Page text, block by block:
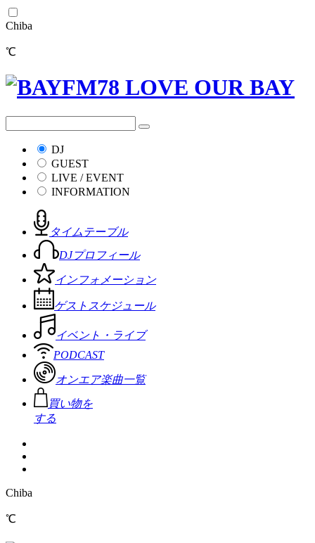
Chiba
℃
DJ
GUEST
LIVE / EVENT
INFORMATION
タイムテーブル
DJプロフィール
インフォメーション
ゲストスケジュール
イベント・ライブ
PODCAST
オンエア楽曲一覧
買い物を
する
Chiba
℃